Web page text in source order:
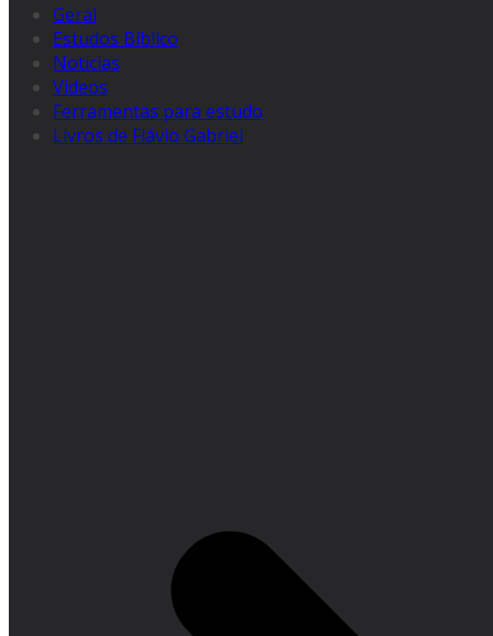
Geral
Estudos Bíblico
Noticias
Videos
Ferramentas para estudo
Livros de Flávio Gabriel